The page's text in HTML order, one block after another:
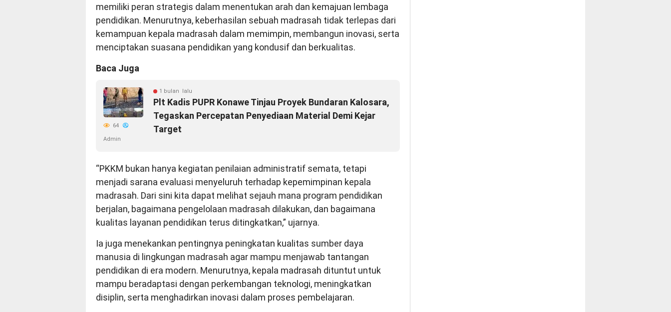
memiliki peran strategis dalam menentukan arah dan kemajuan lembaga
pendidikan. Menurutnya, keberhasilan sebuah madrasah tidak terlepas dari
kemampuan kepala madrasah dalam memimpin, membangun inovasi, serta
menciptakan suasana pendidikan yang kondusif dan berkualitas.
Baca Juga
1 bulan lalu
Plt Kadis PUPR Konawe Tinjau Proyek Bundaran Kalosara,
Tegaskan Percepatan Penyediaan Material Demi Kejar
Target
64
Admin
“PKKM bukan hanya kegiatan penilaian administratif semata, tetapi
menjadi sarana evaluasi menyeluruh terhadap kepemimpinan kepala
madrasah. Dari sini kita dapat melihat sejauh mana program pendidikan
berjalan, bagaimana pengelolaan madrasah dilakukan, dan bagaimana
kualitas layanan pendidikan terus ditingkatkan,” ujarnya.
Ia juga menekankan pentingnya peningkatan kualitas sumber daya
manusia di lingkungan madrasah agar mampu menjawab tantangan
pendidikan di era modern. Menurutnya, kepala madrasah dituntut untuk
mampu beradaptasi dengan perkembangan teknologi, meningkatkan
disiplin, serta menghadirkan inovasi dalam proses pembelajaran.